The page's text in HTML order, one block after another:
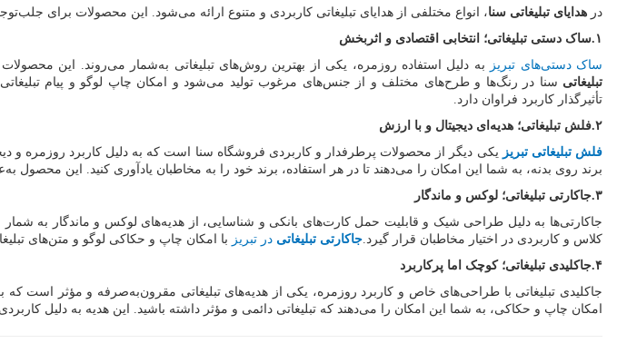
در هدایای تبلیغاتی سنا، انواع مختلفی از هدایای تبلیغاتی کاربردی و متنوع ارائه می‌شود. این محصولات برای
۱ .ساک دستی تبلیغاتی؛ انتخابی اقتصادی و اثربخش
ساک دستی‌های تبریز
به دلیل استفاده روزمره، یکی از بهترین روش‌های تبلیغاتی به‌شمار می‌روند. این
تبلیغاتی سنا در رنگ‌ها و طرح‌های مختلف و از جنس‌های مرغوب تولید می‌شود و امکان چاپ لوگو و پیام
تأثیرگذار کاربرد فراوان دارد.
۲.فلش تبلیغاتی؛ هدیه‌ای دیجیتال و با ارزش
فلش تبلیغاتی تبریز یکی دیگر از محصولات پرطرفدار و کاربردی فروشگاه سنا است که به دلیل کاربرد روزمره و
برند روی بدنه، به شما این امکان را می‌دهند تا در هر استفاده، برند خود را به مخاطبان یادآوری کنید. این
۳.جاکارتی تبلیغاتی؛ لوکس و ماندگار
جاکارتی‌ها به دلیل طراحی شیک و قابلیت حمل کارت‌های بانکی و شناسایی، از هدیه‌های لوکس و ماندگار به
کلاس و کاربردی در اختیار مخاطبان قرار گیرد. جاکارتی تبلیغاتی در تبریز با امکان چاپ و حکاکی لوگو و متن‌های
۴.جاکلیدی تبلیغاتی؛ کوچک اما پرکاربرد
جاکلیدی تبلیغاتی با طراحی‌های خاص و کاربرد روزمره، یکی از هدیه‌های تبلیغاتی مقرون‌به‌صرفه و مؤثر است
امکان چاپ و حکاکی، به شما این امکان را می‌دهند که تبلیغاتی دائمی و مؤثر داشته باشید. این هدیه به دلیل